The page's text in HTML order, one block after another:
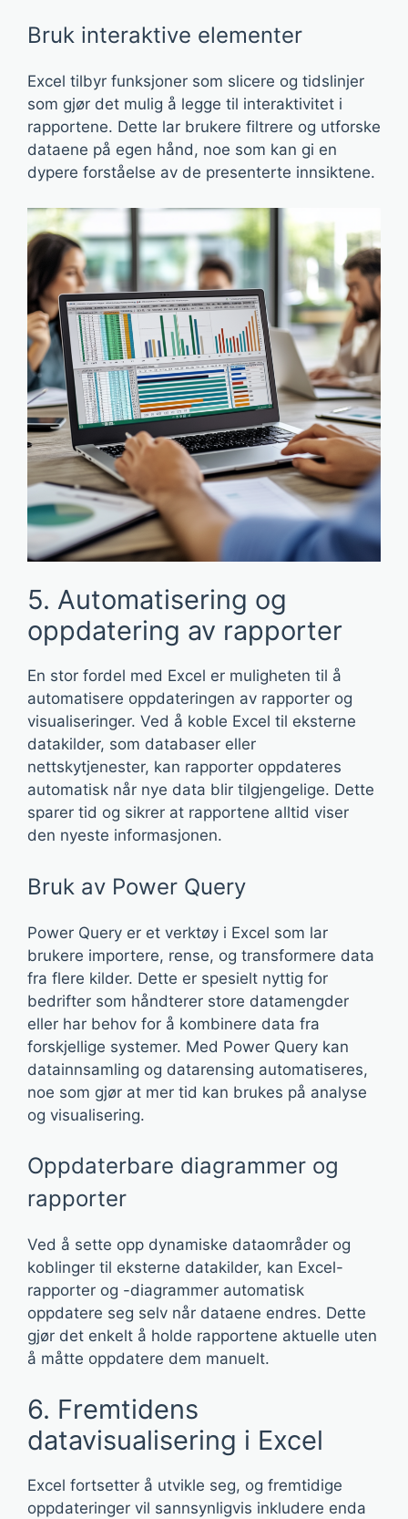
Bruk interaktive elementer
Excel tilbyr funksjoner som slicere og tidslinjer
som gjør det mulig å legge til interaktivitet i
rapportene. Dette lar brukere filtrere og utforske
dataene på egen hånd, noe som kan gi en
dypere forståelse av de presenterte innsiktene.
5. Automatisering og
oppdatering av rapporter
En stor fordel med Excel er muligheten til å
automatisere oppdateringen av rapporter og
visualiseringer. Ved å koble Excel til eksterne
datakilder, som databaser eller
nettskytjenester, kan rapporter oppdateres
automatisk når nye data blir tilgjengelige. Dette
sparer tid og sikrer at rapportene alltid viser
den nyeste informasjonen.
Bruk av Power Query
Power Query er et verktøy i Excel som lar
brukere importere, rense, og transformere data
fra flere kilder. Dette er spesielt nyttig for
bedrifter som håndterer store datamengder
eller har behov for å kombinere data fra
forskjellige systemer. Med Power Query kan
datainnsamling og datarensing automatiseres,
noe som gjør at mer tid kan brukes på analyse
og visualisering.
Oppdaterbare diagrammer og
rapporter
Ved å sette opp dynamiske dataområder og
koblinger til eksterne datakilder, kan Excel-
rapporter og -diagrammer automatisk
oppdatere seg selv når dataene endres. Dette
gjør det enkelt å holde rapportene aktuelle uten
å måtte oppdatere dem manuelt.
6. Fremtidens
datavisualisering i Excel
Excel fortsetter å utvikle seg, og fremtidige
oppdateringer vil sannsynligvis inkludere enda